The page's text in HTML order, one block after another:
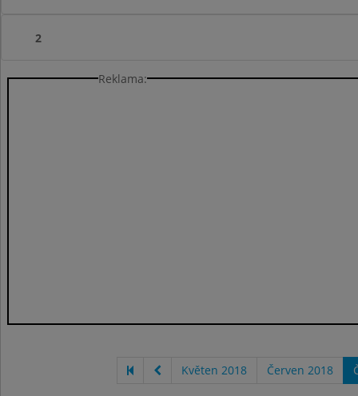
2
Reklama:
Květen 2018 Červen 2018